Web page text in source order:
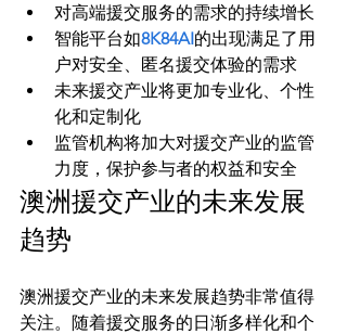
对高端援交服务的需求的持续增长
智能平台如8K84AI的出现满足了用
户对安全、匿名援交体验的需求
未来援交产业将更加专业化、个性
化和定制化
监管机构将加大对援交产业的监管
力度，保护参与者的权益和安全
澳洲援交产业的未来发展
趋势
澳洲援交产业的未来发展趋势非常值得
关注。随着援交服务的日渐多样化和个